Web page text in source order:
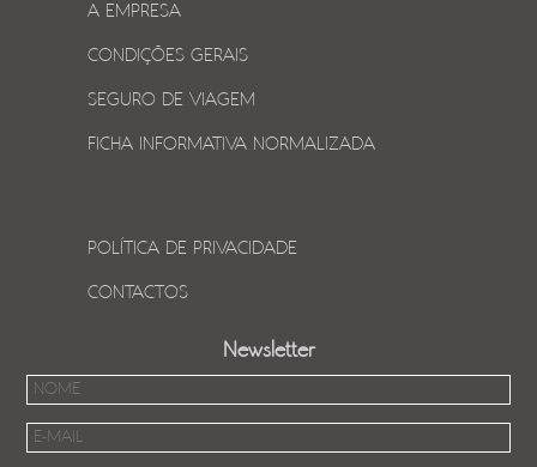
A EMPRESA
CONDIÇÕES GERAIS
SEGURO DE VIAGEM
FICHA INFORMATIVA NORMALIZADA
POLÍTICA DE PRIVACIDADE
CONTACTOS
Newsletter